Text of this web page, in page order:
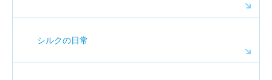
シルクの日常